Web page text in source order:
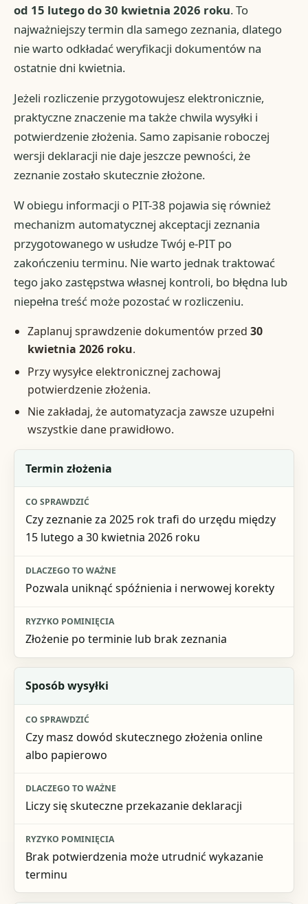
od 15 lutego do 30 kwietnia 2026 roku. To
najważniejszy termin dla samego zeznania, dlatego
nie warto odkładać weryfikacji dokumentów na
ostatnie dni kwietnia.
Jeżeli rozliczenie przygotowujesz elektronicznie,
praktyczne znaczenie ma także chwila wysyłki i
potwierdzenie złożenia. Samo zapisanie roboczej
wersji deklaracji nie daje jeszcze pewności, że
zeznanie zostało skutecznie złożone.
W obiegu informacji o PIT-38 pojawia się również
mechanizm automatycznej akceptacji zeznania
przygotowanego w usłudze Twój e-PIT po
zakończeniu terminu. Nie warto jednak traktować
tego jako zastępstwa własnej kontroli, bo błędna lub
niepełna treść może pozostać w rozliczeniu.
Zaplanuj sprawdzenie dokumentów przed 30
kwietnia 2026 roku.
Przy wysyłce elektronicznej zachowaj
potwierdzenie złożenia.
Nie zakładaj, że automatyzacja zawsze uzupełni
wszystkie dane prawidłowo.
Element
Co sprawdzić
Dlaczego to ważne
Ryzyko pominięcia
Termin złożenia
Czy zeznanie za 2025 rok trafi do urzędu między
15 lutego a 30 kwietnia 2026 roku
Pozwala uniknąć spóźnienia i nerwowej korekty
Złożenie po terminie lub brak zeznania
Sposób wysyłki
Czy masz dowód skutecznego złożenia online
albo papierowo
Liczy się skuteczne przekazanie deklaracji
Brak potwierdzenia może utrudnić wykazanie
terminu